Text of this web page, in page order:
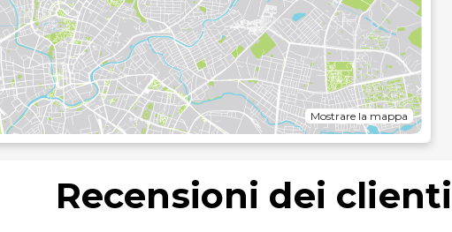
Mostrare la mappa
Recensioni dei clienti